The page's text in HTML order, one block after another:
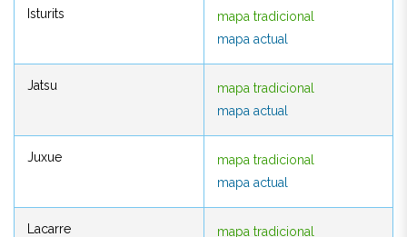
Isturits
mapa tradicional
mapa actual
Jatsu
mapa tradicional
mapa actual
Juxue
mapa tradicional
mapa actual
Lacarre
mapa tradicional
mapa actual
mapa actual
mapa actual